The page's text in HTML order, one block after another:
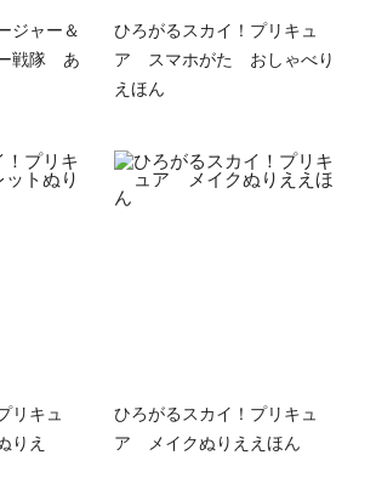
ジャー＆
戦隊 あ
ひろがるスカイ！プリキュ
ア スマホがた おしゃべり
えほん
リキュ
りえ
ひろがるスカイ！プリキュ
ア メイクぬりええほん